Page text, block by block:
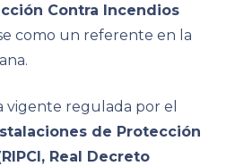
Contra Incendios
como un referente en la
vigente regulada por el
de Protección
Real Decreto